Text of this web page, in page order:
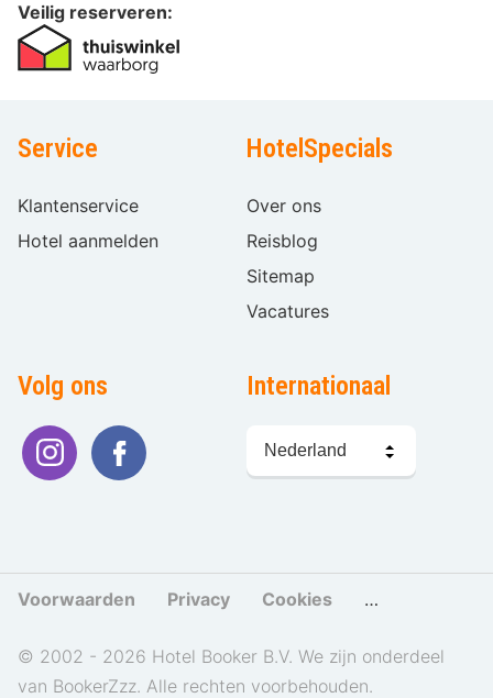
Veilig reserveren:
Service
Klantenservice
Hotel aanmelden
HotelSpecials
Over ons
Reisblog
Sitemap
Vacatures
Volg ons Internationaal
kiezen
Voorwaarden Privacy Cookies Cookies
© 2002 - 2026 Hotel Booker B.V. We zijn onderdeel
van BookerZzz. Alle rechten voorbehouden.